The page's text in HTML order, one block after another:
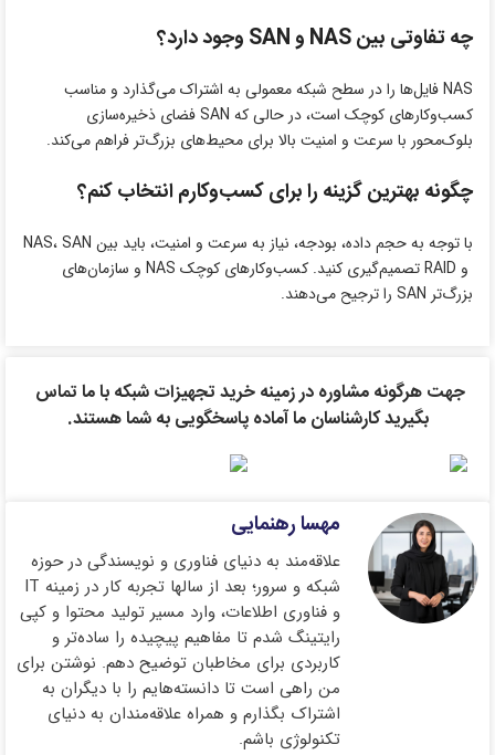
چه تفاوتی بین NAS و SAN وجود دارد؟
NAS فایل‌ها را در سطح شبکه معمولی به اشتراک می‌گذارد و مناسب
کسب‌وکارهای کوچک است، در حالی که SAN فضای ذخیره‌سازی
بلوک‌محور با سرعت و امنیت بالا برای محیط‌های بزرگ‌تر فراهم می‌کند.
چگونه بهترین گزینه را برای کسب‌وکارم انتخاب کنم؟
با توجه به حجم داده، بودجه، نیاز به سرعت و امنیت، باید بین NAS، SAN
و RAID تصمیم‌گیری کنید. کسب‌وکارهای کوچک NAS و سازمان‌های
بزرگ‌تر SAN را ترجیح می‌دهند.
جهت هرگونه مشاوره در زمینه خرید تجهیزات شبکه با ما تماس
بگیرید کارشناسان ما آماده پاسخگویی به شما هستند.
مهسا رهنمایی
علاقه‌مند به دنیای فناوری و نویسندگی در حوزه
شبکه و سرور؛ بعد از سالها تجربه کار در زمینه IT
و فناوری اطلاعات، وارد مسیر تولید محتوا و کپی
رایتینگ شدم تا مفاهیم پیچیده را ساده‌تر و
کاربردی‌ برای مخاطبان توضیح دهم. نوشتن برای
من راهی است تا دانسته‌هایم را با دیگران به
اشتراک بگذارم و همراه علاقه‌مندان به دنیای
تکنولوژی باشم.